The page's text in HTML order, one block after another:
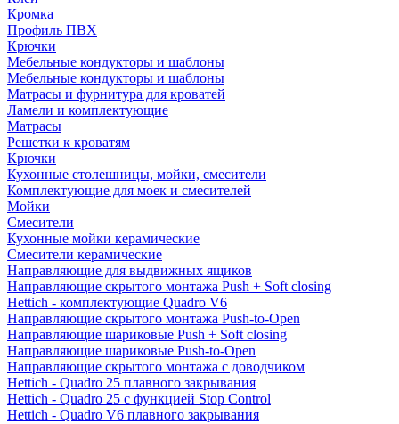
Кромка
Профиль ПВХ
Крючки
Мебельные кондукторы и шаблоны
Мебельные кондукторы и шаблоны
Матрасы и фурнитура для кроватей
Ламели и комплектующие
Матрасы
Решетки к кроватям
Крючки
Кухонные столешницы, мойки, смесители
Комплектующие для моек и смесителей
Мойки
Смесители
Кухонные мойки керамические
Смесители керамические
Направляющие для выдвижных ящиков
Направляющие скрытого монтажа Push + Soft closing
Hettich - комплектующие Quadro V6
Направляющие скрытого монтажа Push-to-Open
Направляющие шариковые Push + Soft closing
Направляющие шариковые Push-to-Open
Направляющие скрытого монтажа с доводчиком
Hettich - Quadro 25 плавного закрывания
Hettich - Quadro 25 с функцией Stop Control
Hettich - Quadro V6 плавного закрывания